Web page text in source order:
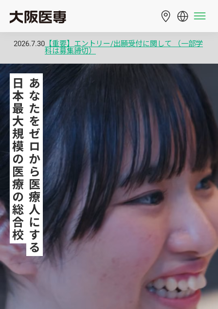
2026.7.30 【重要】エントリー/出願受付に関して （一部学
科は募集締切）